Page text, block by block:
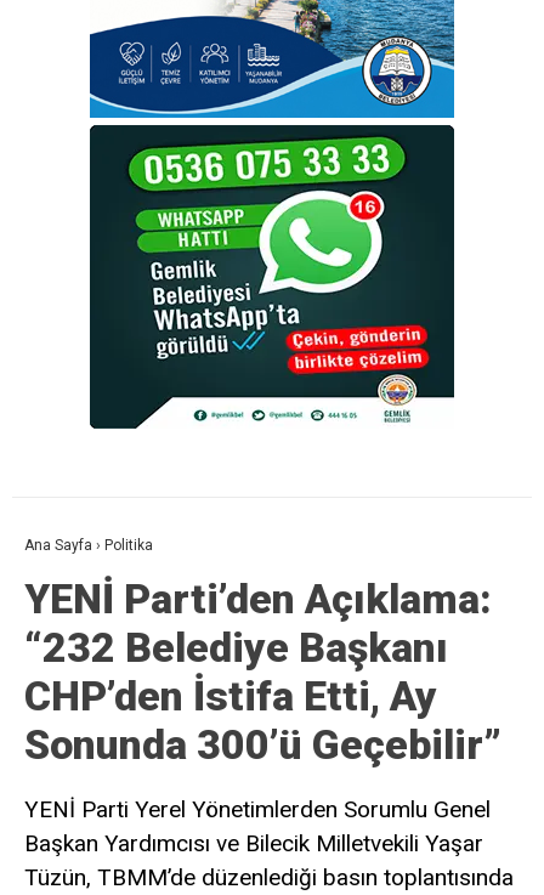
Ana Sayfa › Politika
YENİ Parti’den Açıklama:
“232 Belediye Başkanı
CHP’den İstifa Etti, Ay
Sonunda 300’ü Geçebilir”
YENİ Parti Yerel Yönetimlerden Sorumlu Genel
Başkan Yardımcısı ve Bilecik Milletvekili Yaşar
Tüzün, TBMM’de düzenlediği basın toplantısında